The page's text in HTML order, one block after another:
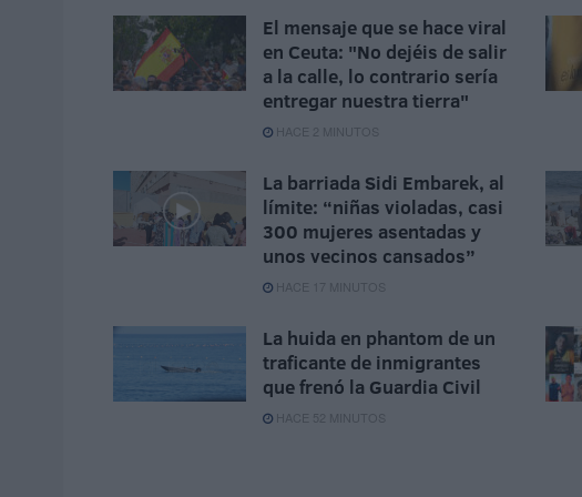
El mensaje que se hace viral
en Ceuta: "No dejéis de salir
a la calle, lo contrario sería
entregar nuestra tierra"
HACE 2 MINUTOS
La barriada Sidi Embarek, al
límite: “niñas violadas, casi
300 mujeres asentadas y
unos vecinos cansados”
HACE 17 MINUTOS
La huida en phantom de un
traficante de inmigrantes
que frenó la Guardia Civil
HACE 52 MINUTOS